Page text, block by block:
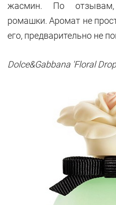
жасмин. По отзывам,
ромашки. Аромат не
его, предварительно не
Dolce&Gabbana 'Floral